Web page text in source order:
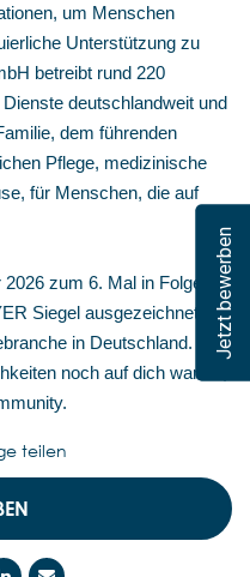
Jetzt bewerben
um Menschen
Unterstützung zu
betreibt rund 220
deutschlandweit und
dem führenden
Pflege, medizinische
für Menschen, die auf
zum 6. Mal in Folge mit
Siegel ausgezeichnet –
in Deutschland.
noch auf dich warten,
teilen